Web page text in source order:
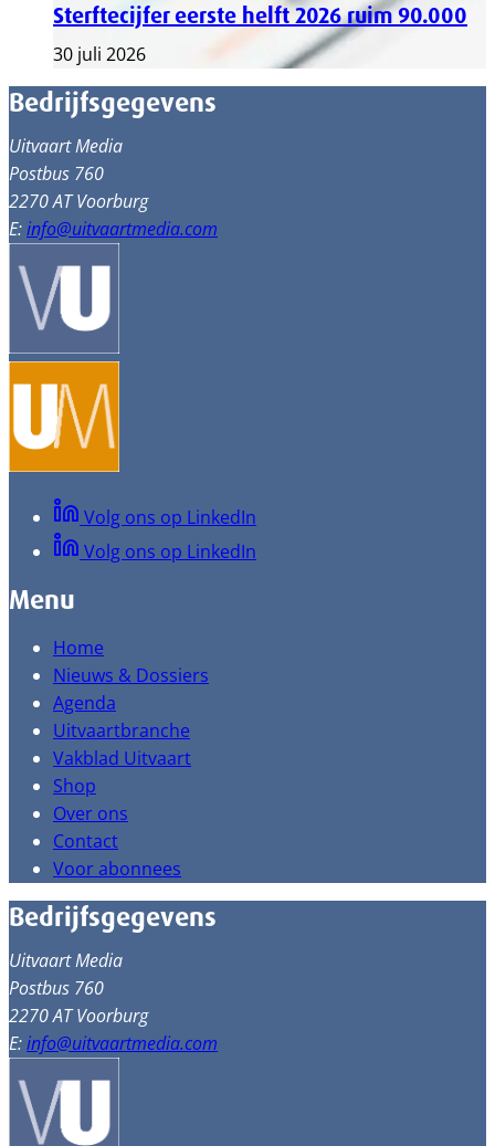
Sterftecijfer eerste helft 2026 ruim 90.000
30 juli 2026
Bedrijfsgegevens
Uitvaart Media
Postbus 760
2270 AT Voorburg
E:info@uitvaartmedia.com
Volg ons op LinkedIn
Volg ons op LinkedIn
Menu
Home
Nieuws & Dossiers
Agenda
Uitvaartbranche
Vakblad Uitvaart
Shop
Over ons
Contact
Voor abonnees
Bedrijfsgegevens
Uitvaart Media
Postbus 760
2270 AT Voorburg
E:info@uitvaartmedia.com